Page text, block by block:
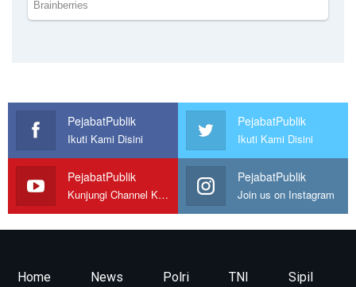
PejabatPublik
Ikuti Kami Disini
PejabatPublik
Ikuti Kami Disini
PejabatPublik
Kunjungi Channel Kami
PejabatPublik
Join us on Instagram
Home News Polri TNI Sipil